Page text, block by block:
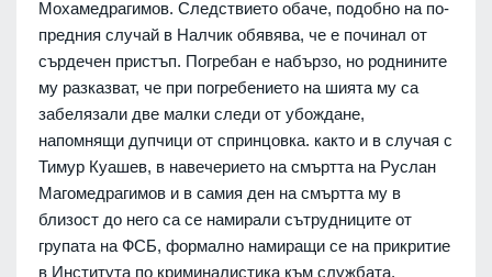
Мохамедрагимов. Следствието обаче, подобно на по-
предния случай в Налчик обявява, че е починал от
сърдечен пристъп. Погребан е набързо, но роднините
му разказват, че при погребението на шията му са
забелязали две малки следи от убождане,
напомнящи дупчици от спринцовка. както и в случая с
Тимур Куашев, в навечерието на смъртта на Руслан
Магомедрагимов и в самия ден на смъртта му в
близост до него са се намирали сътрудниците от
групата на ФСБ, формално намиращи се на прикритие
в Института по криминалистика към службата.